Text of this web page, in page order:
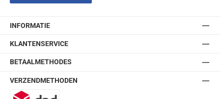
INFORMATIE
KLANTENSERVICE
BETAALMETHODES
VERZENDMETHODEN